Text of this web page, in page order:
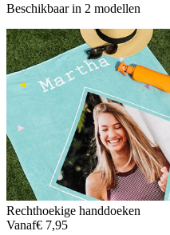
Beschikbaar in 2 modellen
Rechthoekige handdoeken
Vanaf€ 7,95